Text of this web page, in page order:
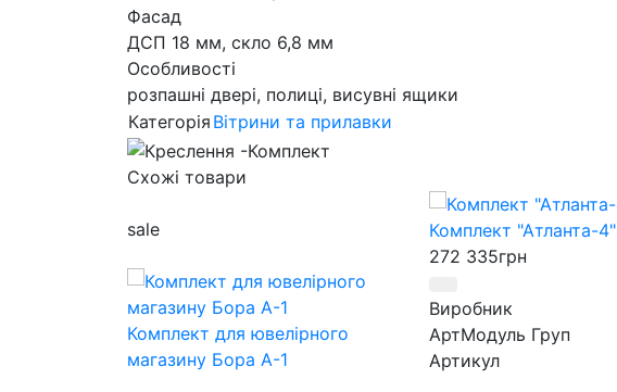
Фасад
ДСП 18 мм, скло 6,8 мм
Особливості
розпашні двері, полиці, висувні ящики
Категорія Вітрини та прилавки
Схожі товари
sale
Комплект для ювелірного
магазину Бора А-1
Комплект "Атланта-4"
272 335грн
Виробник
АртМодуль Груп
Артикул